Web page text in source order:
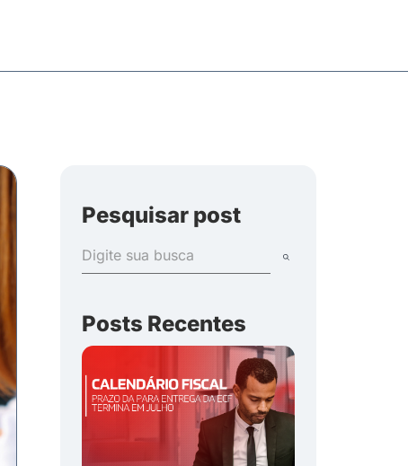
Pesquisar post
Posts Recentes